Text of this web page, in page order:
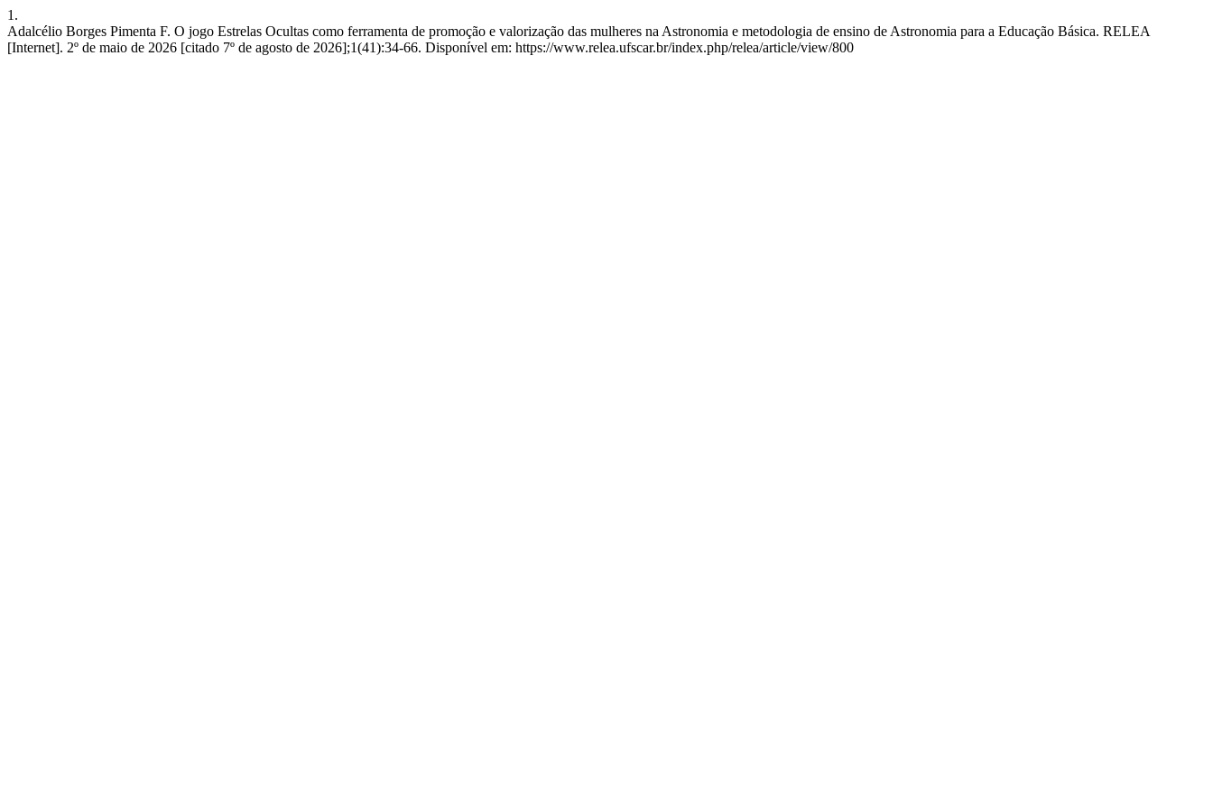
1.
Adalcélio Borges Pimenta F. O jogo Estrelas Ocultas como ferramenta de promoção e valorização das mulheres na Astronomia e metodologia de ensino de Astronomia para a Educação Básica. RELEA
[Internet]. 2º de maio de 2026 [citado 7º de agosto de 2026];1(41):34-66. Disponível em: https://www.relea.ufscar.br/index.php/relea/article/view/800